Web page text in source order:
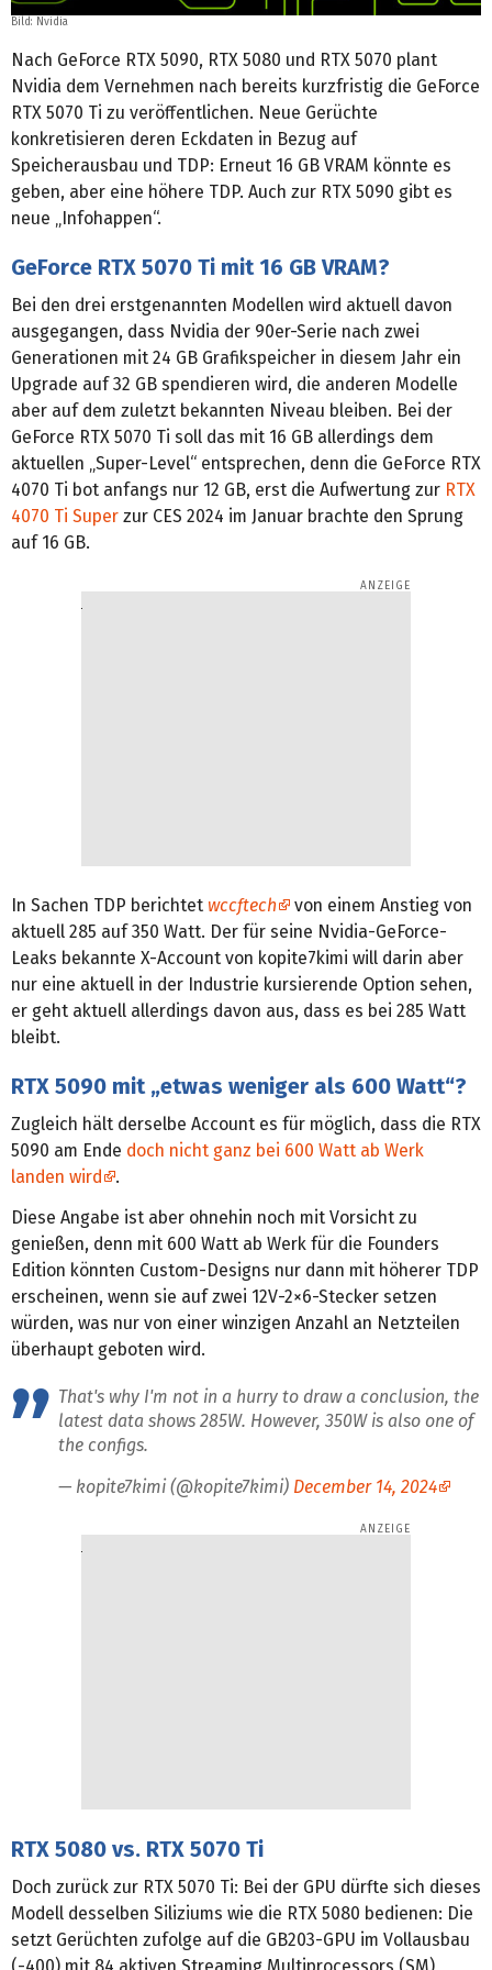
Bild: Nvidia
Nach GeForce RTX 5090, RTX 5080 und RTX 5070 plant
Nvidia dem Vernehmen nach bereits kurzfristig die GeForce
RTX 5070 Ti zu veröffentlichen. Neue Gerüchte
konkretisieren deren Eckdaten in Bezug auf
Speicherausbau und TDP: Erneut 16 GB VRAM könnte es
geben, aber eine höhere TDP. Auch zur RTX 5090 gibt es
neue „Infohappen“.
GeForce RTX 5070 Ti mit 16 GB VRAM?
Bei den drei erstgenannten Modellen wird aktuell davon
ausgegangen, dass Nvidia der 90er-Serie nach zwei
Generationen mit 24 GB Grafikspeicher in diesem Jahr ein
Upgrade auf 32 GB spendieren wird, die anderen Modelle
aber auf dem zuletzt bekannten Niveau bleiben. Bei der
GeForce RTX 5070 Ti soll das mit 16 GB allerdings dem
aktuellen „Super-Level“ entsprechen, denn die GeForce RTX
4070 Ti bot anfangs nur 12 GB, erst die Aufwertung zur RTX
4070 Ti Super zur CES 2024 im Januar brachte den Sprung
auf 16 GB.
In Sachen TDP berichtet wccftech
von einem Anstieg von
aktuell 285 auf 350 Watt. Der für seine Nvidia-GeForce-
Leaks bekannte X-Account von kopite7kimi will darin aber
nur eine aktuell in der Industrie kursierende Option sehen,
er geht aktuell allerdings davon aus, dass es bei 285 Watt
bleibt.
RTX 5090 mit „etwas weniger als 600 Watt“?
Zugleich hält derselbe Account es für möglich, dass die RTX
5090 am Ende doch nicht ganz bei 600 Watt ab Werk
landen wird
.
Diese Angabe ist aber ohnehin noch mit Vorsicht zu
genießen, denn mit 600 Watt ab Werk für die Founders
Edition könnten Custom-Designs nur dann mit höherer TDP
erscheinen, wenn sie auf zwei 12V-2×6-Stecker setzen
würden, was nur von einer winzigen Anzahl an Netzteilen
überhaupt geboten wird.
That's why I'm not in a hurry to draw a conclusion, the
latest data shows 285W. However, 350W is also one of
the configs.
— kopite7kimi (@kopite7kimi) December 14, 2024
RTX 5080 vs. RTX 5070 Ti
Doch zurück zur RTX 5070 Ti: Bei der GPU dürfte sich dieses
Modell desselben Siliziums wie die RTX 5080 bedienen: Die
setzt Gerüchten zufolge auf die GB203-GPU im Vollausbau